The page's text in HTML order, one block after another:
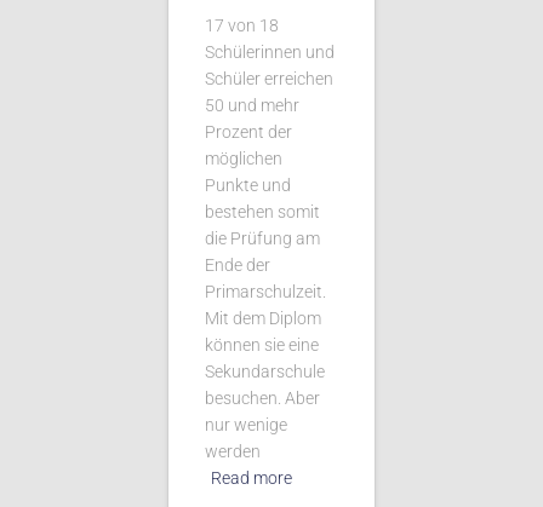
17 von 18
Schülerinnen und
Schüler erreichen
50 und mehr
Prozent der
möglichen
Punkte und
bestehen somit
die Prüfung am
Ende der
Primarschulzeit.
Mit dem Diplom
können sie eine
Sekundarschule
besuchen. Aber
nur wenige
werden
Read more